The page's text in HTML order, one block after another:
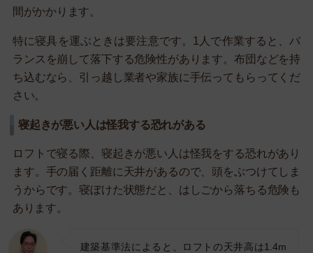
間がかかります。
特に寝具を運ぶときは要注意です。1人で作業すると、バ
ランスを崩して落下する危険性があります。布団などを持
ち込むなら、引っ越し業者や家族に手伝ってもらってくだ
さい。
寝起きが悪い人は怪我する恐れがある
ロフトで寝る際、寝起きが悪い人は怪我をする恐れがあり
ます。手の届く距離に天井があるので、頭をぶつけてしま
うからです。寝ぼけた状態だと、はしごから落ちる危険も
あります。
建築基準法によると、ロフトの天井高は1.4m